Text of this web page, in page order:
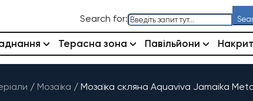
Search for:
Терасна зона Павільйони
/ Мозаїка / Мозаїка скляна Aquaviva Jamaika